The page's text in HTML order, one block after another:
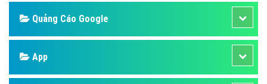
Quảng Cáo Google
App